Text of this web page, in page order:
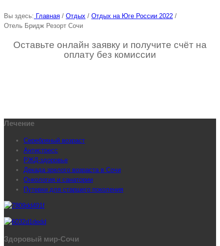
Вы здесь: Главная / Отдых / Отдых на Юге России 2022 /
Отель Бридж Резорт Сочи
Оставьте онлайн заявку и получите счёт на
оплату без комиссии
Лечение
Серебряный возраст
Антистресс
РЖД-здоровье
Декада зрелого возраста в Сочи
Онкология и санатории
Путевки для старшего поколения
Здоровый мир-Сочи